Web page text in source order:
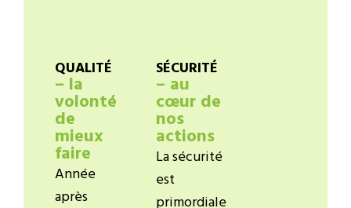
QUALITÉ
– la
volonté
de
mieux
faire
Année
après
SÉCURITÉ
– au
cœur de
nos
actions
La sécurité
est
primordiale